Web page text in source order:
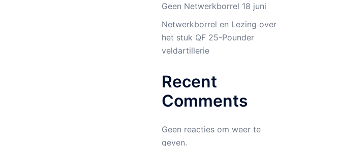
Geen Netwerkborrel 18 juni
Netwerkborrel en Lezing over
het stuk QF 25-Pounder
veldartillerie
Recent
Comments
Geen reacties om weer te
geven.